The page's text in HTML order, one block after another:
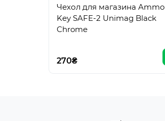
Чехол для магазина Ammo
Key SAFE-2 Unimag Black
Chrome
270₴